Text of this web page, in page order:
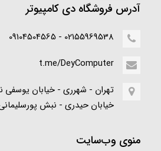
آدرس فروشگاه دی کامپیوتر
02155969538 - 09104504565
t.me/DeyComputer
تهران - شهرری - خیابان یوسفی
خیابان حیدری - نبش پورسلیمانی
منوی وب‌سایت